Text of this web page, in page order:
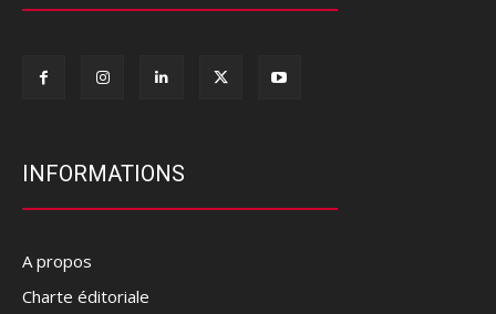
INFORMATIONS
A propos
Charte éditoriale